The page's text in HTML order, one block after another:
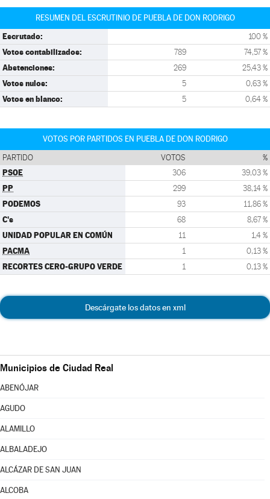
RESUMEN DEL ESCRUTINIO DE PUEBLA DE DON RODRIGO
Escrutado: 100 %
Votos contabilizados: 789 74,57 %
Abstenciones: 269 25,43 %
Votos nulos: 5 0,63 %
Votos en blanco: 5 0,64 %
VOTOS POR PARTIDOS EN PUEBLA DE DON RODRIGO
PARTIDO VOTOS %
PSOE 306 39,03 %
PP 299 38,14 %
PODEMOS 93 11,86 %
C's 68 8,67 %
UNIDAD POPULAR EN COMÚN 11 1,4 %
PACMA 1 0,13 %
RECORTES CERO-GRUPO VERDE 1 0,13 %
Descárgate los datos en xml
Municipios de Ciudad Real
ABENÓJAR
AGUDO
ALAMILLO
ALBALADEJO
ALCÁZAR DE SAN JUAN
ALCOBA